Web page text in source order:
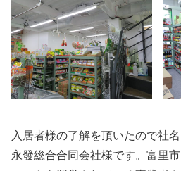
入居者様の了解を頂いたので社
永發総合合同会社様です。富里